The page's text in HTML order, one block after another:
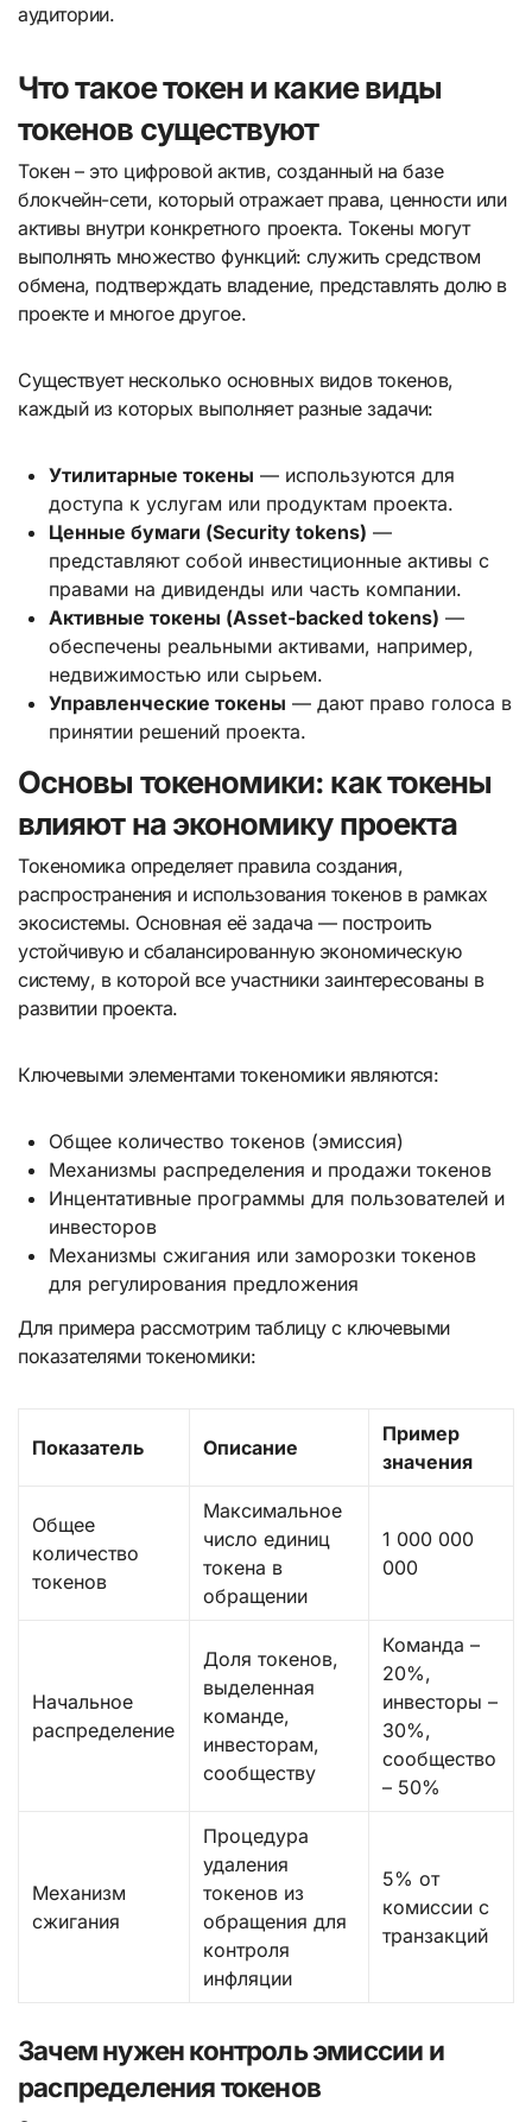
аудитории.
Что такое токен и какие виды
токенов существуют
Токен – это цифровой актив, созданный на базе
блокчейн-сети, который отражает права, ценности или
активы внутри конкретного проекта. Токены могут
выполнять множество функций: служить средством
обмена, подтверждать владение, представлять долю в
проекте и многое другое.
Существует несколько основных видов токенов,
каждый из которых выполняет разные задачи:
Утилитарные токены — используются для
доступа к услугам или продуктам проекта.
Ценные бумаги (Security tokens) —
представляют собой инвестиционные активы с
правами на дивиденды или часть компании.
Активные токены (Asset-backed tokens) —
обеспечены реальными активами, например,
недвижимостью или сырьем.
Управленческие токены — дают право голоса в
принятии решений проекта.
Основы токеномики: как токены
влияют на экономику проекта
Токеномика определяет правила создания,
распространения и использования токенов в рамках
экосистемы. Основная её задача — построить
устойчивую и сбалансированную экономическую
систему, в которой все участники заинтересованы в
развитии проекта.
Ключевыми элементами токеномики являются:
Общее количество токенов (эмиссия)
Механизмы распределения и продажи токенов
Инцентативные программы для пользователей и
инвесторов
Механизмы сжигания или заморозки токенов
для регулирования предложения
Для примера рассмотрим таблицу с ключевыми
показателями токеномики:
Показатель Описание
Пример
значения
Общее
количество
токенов
Максимальное
число единиц
токена в
обращении
1 000 000
000
Начальное
распределение
Доля токенов,
выделенная
команде,
инвесторам,
сообществу
Команда –
20%,
инвесторы –
30%,
сообщество
– 50%
Механизм
сжигания
Процедура
удаления
токенов из
обращения для
контроля
инфляции
5% от
комиссии с
транзакций
Зачем нужен контроль эмиссии и
распределения токенов